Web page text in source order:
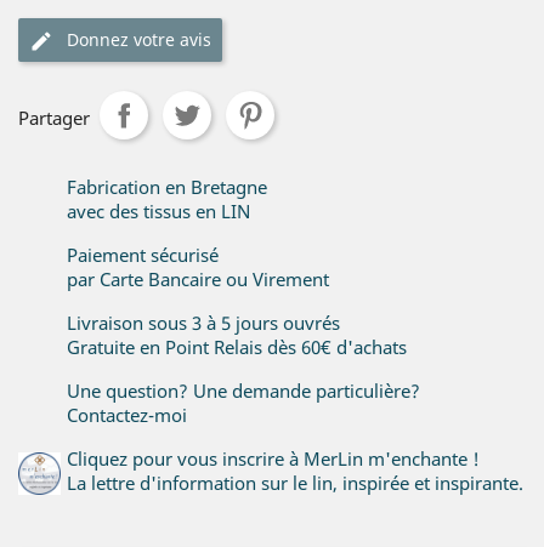
Donnez votre avis
Partager
Fabrication en Bretagne
avec des tissus en LIN
Paiement sécurisé
par Carte Bancaire ou Virement
Livraison sous 3 à 5 jours ouvrés
Gratuite en Point Relais dès 60€ d'achats
Une question? Une demande particulière?
Contactez-moi
Cliquez pour vous inscrire à MerLin m'enchante !
La lettre d'information sur le lin, inspirée et inspirante.